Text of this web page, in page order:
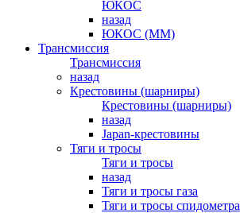
ЮКОС
назад
ЮКОС (ММ)
Трансмиссия
Трансмиссия
назад
Крестовины (шарниры)
Крестовины (шарниры)
назад
Japan-крестовины
Тяги и тросы
Тяги и тросы
назад
Тяги и тросы газа
Тяги и тросы спидометра